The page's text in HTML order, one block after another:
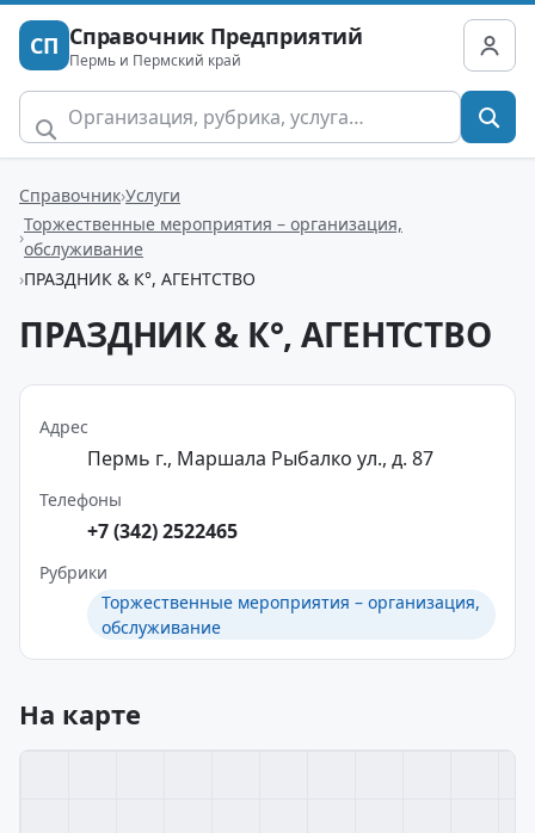
СП Справочник Предприятий
Пермь и Пермский край
Справочник Услуги
Торжественные мероприятия – организация,
обслуживание
ПРАЗДНИК & К°, АГЕНТСТВО
ПРАЗДНИК & К°, АГЕНТСТВО
Адрес
Пермь г., Маршала Рыбалко ул., д. 87
Телефоны
+7 (342) 2522465
Рубрики
Торжественные мероприятия – организация,
обслуживание
На карте